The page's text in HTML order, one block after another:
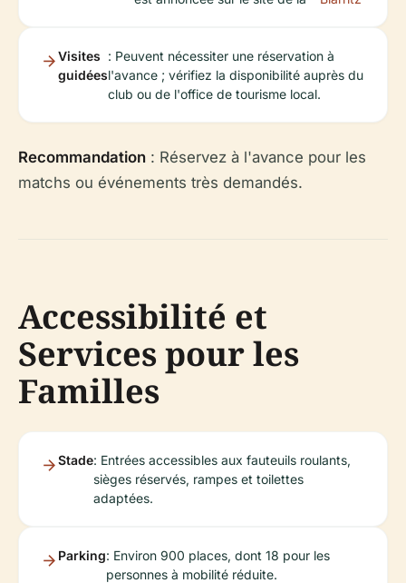
Visites
guidées
: Peuvent nécessiter une réservation à
l'avance ; vérifiez la disponibilité auprès du
club ou de l'office de tourisme local.
Recommandation : Réservez à l'avance pour les
matchs ou événements très demandés.
Accessibilité et
Services pour les
Familles
Stade: Entrées accessibles aux fauteuils roulants,
sièges réservés, rampes et toilettes
adaptées.
Parking: Environ 900 places, dont 18 pour les
personnes à mobilité réduite.